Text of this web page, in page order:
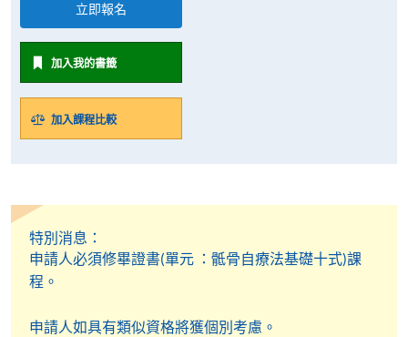
立即報名
加入我的書籤
加入課程比較
特別消息：
申請人必須修畢證書(單元 ：骶骨自療法基礎十式)課
程。
申請人如具有類似資格將獲個別考慮。